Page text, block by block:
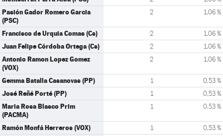
Pasión Gador Romero Garcia
(PSC)
2 1,06 %
Francisco de Urquia Comas (Cs) 2 1,06 %
Juan Felipe Córdoba Ortega (Cs) 2 1,06 %
Antonio Ramon Lopez Gomez
(VOX)
2 1,06 %
Gemma Batalla Casanovas (PP) 1 0,53 %
José Reñé Porté (PP) 1 0,53 %
Maria Rosa Blasco Prim
(PACMA)
1 0,53 %
Ramón Monfá Herreros (VOX) 1 0,53 %